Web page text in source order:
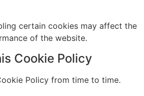
certain cookies may affect the
of the website.
Cookie Policy
Policy from time to time.